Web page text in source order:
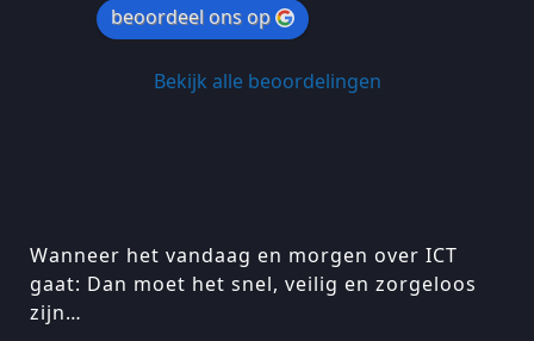
beoordeel ons op
Bekijk alle beoordelingen
Wanneer het vandaag en morgen over ICT
gaat: Dan moet het snel, veilig en zorgeloos
zijn…